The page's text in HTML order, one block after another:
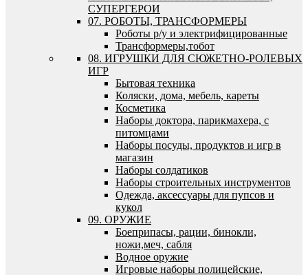
СУПЕРГЕРОИ
07. РОБОТЫ, ТРАНСФОРМЕРЫ
Роботы р/у и электрифицированные
Трансформеры,тобот
08. ИГРУШКИ ДЛЯ СЮЖЕТНО-РОЛЕВЫХ
ИГР
Бытовая техника
Коляски, дома, мебель, кареты
Косметика
Наборы доктора, парикмахера, с
питомцами
Наборы посуды, продуктов и игр в
магазин
Наборы солдатиков
Наборы строительных инструментов
Одежда, аксессуары для пупсов и
кукол
09. ОРУЖИЕ
Боеприпасы, рации, бинокли,
ножи,меч, сабля
Водное оружие
Игровые наборы полицейские,